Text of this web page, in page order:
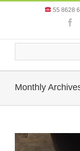
55 8628
Monthly